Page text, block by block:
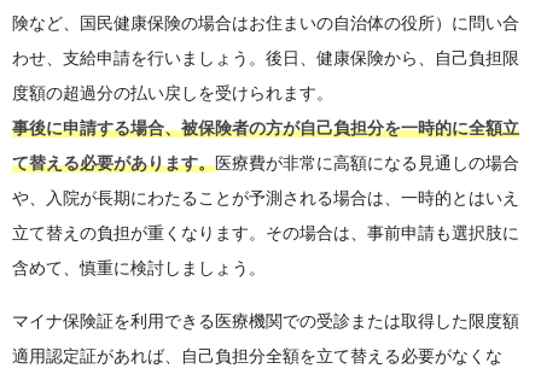
険など、国民健康保険の場合はお住まいの自治体の役所）に問い合
わせ、支給申請を行いましょう。後日、健康保険から、自己負担限
度額の超過分の払い戻しを受けられます。
事後に申請する場合、被保険者の方が自己負担分を一時的に全額立
て替える必要があります。医療費が非常に高額になる見通しの場合
や、入院が長期にわたることが予測される場合は、一時的とはいえ
立て替えの負担が重くなります。その場合は、事前申請も選択肢に
含めて、慎重に検討しましょう。
マイナ保険証を利用できる医療機関での受診または取得した限度額
適用認定証があれば、自己負担分全額を立て替える必要がなくな